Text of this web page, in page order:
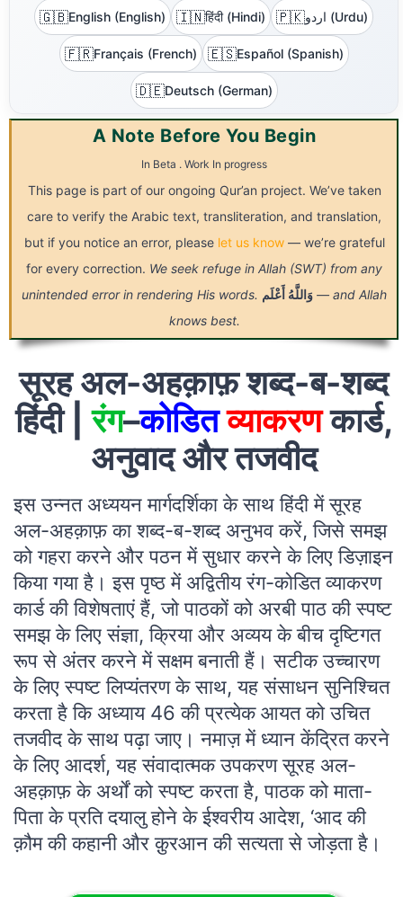
🇬🇧English (English) 🇮🇳हिंदी (Hindi) 🇵🇰 اردو (Urdu)
🇫🇷Français (French) 🇪🇸Español (Spanish)
🇩🇪Deutsch (German)
A Note Before You Begin
In Beta . Work In progress
This page is part of our ongoing Qur’an project. We’ve taken
care to verify the Arabic text, transliteration, and translation,
but if you notice an error, please let us know— we’re grateful
for every correction. We seek refuge in Allah (SWT) from any
unintended error in rendering His words.
وَاللَّهُ أَعْلَم
— and Allah
knows best.
सूरह अल-अहक़ाफ़ शब्द-ब-शब्द
हिंदी |रंग–कोडित व्याकरणकार्ड,
अनुवाद और तजवीद
इस उन्नत अध्ययन मार्गदर्शिका के साथ हिंदी में सूरह
अल-अहक़ाफ़ का शब्द-ब-शब्द अनुभव करें, जिसे समझ
को गहरा करने और पठन में सुधार करने के लिए डिज़ाइन
किया गया है। इस पृष्ठ में अद्वितीय रंग-कोडित व्याकरण
कार्ड की विशेषताएं हैं, जो पाठकों को अरबी पाठ की स्पष्ट
समझ के लिए संज्ञा, क्रिया और अव्यय के बीच दृष्टिगत
रूप से अंतर करने में सक्षम बनाती हैं। सटीक उच्चारण
के लिए स्पष्ट लिप्यंतरण के साथ, यह संसाधन सुनिश्चित
करता है कि अध्याय 46 की प्रत्येक आयत को उचित
तजवीद के साथ पढ़ा जाए। नमाज़ में ध्यान केंद्रित करने
के लिए आदर्श, यह संवादात्मक उपकरण सूरह अल-
अहक़ाफ़ के अर्थों को स्पष्ट करता है, पाठक को माता-
पिता के प्रति दयालु होने के ईश्वरीय आदेश, ‘आद की
क़ौम की कहानी और क़ुरआन की सत्यता से जोड़ता है।